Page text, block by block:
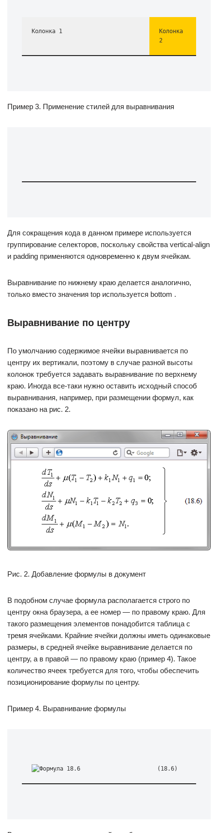
Колонка 1
Колонка
2
Пример 3. Применение стилей для выравнивания
Для сокращения кода в данном примере используется
группирование селекторов, поскольку свойства vertical-align
и padding применяются одновременно к двум ячейкам.
Выравнивание по нижнему краю делается аналогично,
только вместо значения top используется bottom .
Выравнивание по центру
По умолчанию содержимое ячейки выравнивается по
центру их вертикали, поэтому в случае разной высоты
колонок требуется задавать выравнивание по верхнему
краю. Иногда все-таки нужно оставить исходный способ
выравнивания, например, при размещении формул, как
показано на рис. 2.
Рис. 2. Добавление формулы в документ
В подобном случае формула располагается строго по
центру окна браузера, а ее номер — по правому краю. Для
такого размещения элементов понадобится таблица с
тремя ячейками. Крайние ячейки должны иметь одинаковые
размеры, в средней ячейке выравнивание делается по
центру, а в правой — по правому краю (пример 4). Такое
количество ячеек требуется для того, чтобы обеспечить
позиционирование формулы по центру.
Пример 4. Выравнивание формулы
(18.6)